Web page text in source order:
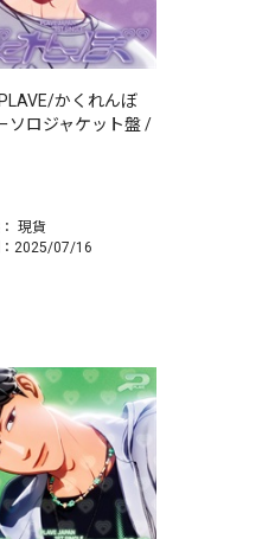
PLAVE/かくれんぼ
ソロジャケット盤 /
現貨
2025/07/16